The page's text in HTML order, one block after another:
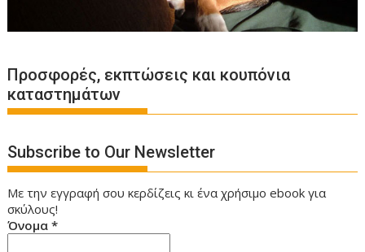
Προσφορές, εκπτώσεις και κουπόνια
καταστημάτων
Subscribe to Our Newsletter
Με την εγγραφή σου κερδίζεις κι ένα χρήσιμο ebook για
σκύλους!
Όνομα*